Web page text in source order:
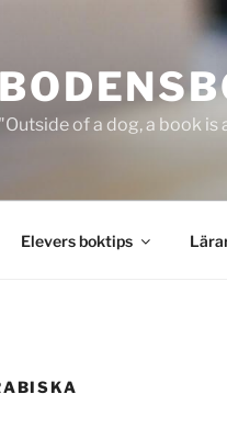
"Outside of a dog, a book
Elevers boktips